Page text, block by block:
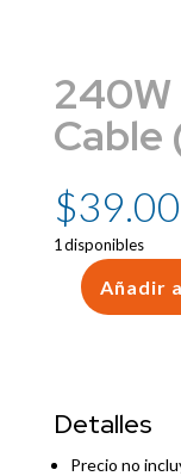
240W
Cable
$39.00
1 disponibles
240W
(2
m)
Añadir
Detalles
Precio no